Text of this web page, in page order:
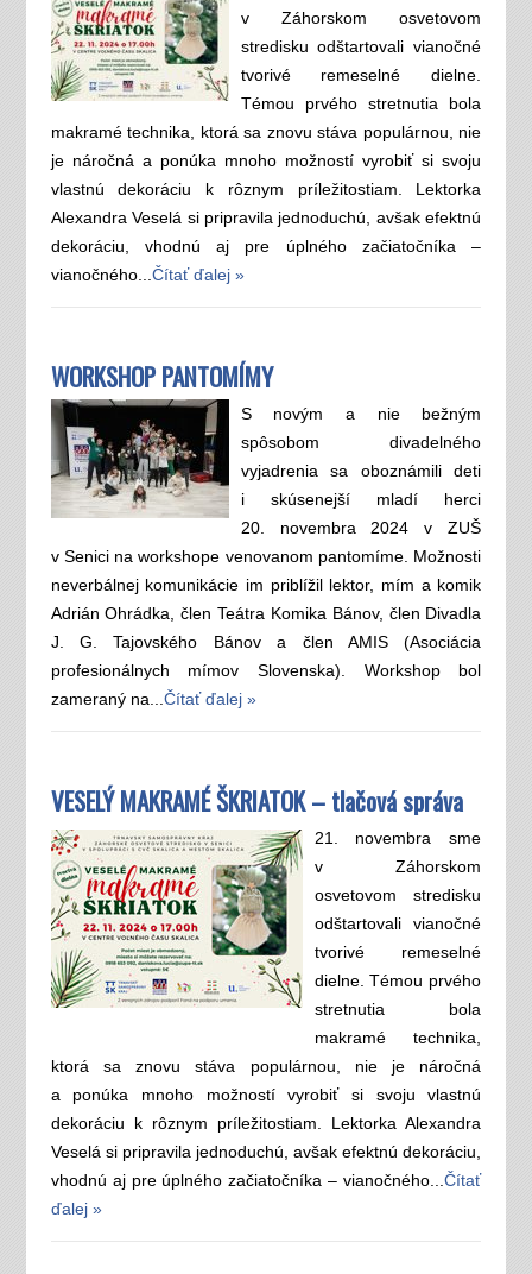
v Záhorskom osvetovom
stredisku odštartovali vianočné
tvorivé remeselné dielne.
Témou prvého stretnutia bola
makramé technika, ktorá sa znovu stáva populárnou, nie
je náročná a ponúka mnoho možností vyrobiť si svoju
vlastnú dekoráciu k rôznym príležitostiam. Lektorka
Alexandra Veselá si pripravila jednoduchú, avšak efektnú
dekoráciu, vhodnú aj pre úplného začiatočníka –
vianočného... Čítať ďalej »
WORKSHOP PANTOMÍMY
S novým a nie bežným
spôsobom divadelného
vyjadrenia sa oboznámili deti
i skúsenejší mladí herci
20. novembra 2024 v ZUŠ
v Senici na workshope venovanom pantomíme. Možnosti
neverbálnej komunikácie im priblížil lektor, mím a komik
Adrián Ohrádka, člen Teátra Komika Bánov, člen Divadla
J. G. Tajovského Bánov a člen AMIS (Asociácia
profesionálnych mímov Slovenska). Workshop bol
zameraný na... Čítať ďalej »
VESELÝ MAKRAMÉ ŠKRIATOK – tlačová správa
21. novembra sme
v Záhorskom
osvetovom stredisku
odštartovali vianočné
tvorivé remeselné
dielne. Témou prvého
stretnutia bola
makramé technika,
ktorá sa znovu stáva populárnou, nie je náročná
a ponúka mnoho možností vyrobiť si svoju vlastnú
dekoráciu k rôznym príležitostiam. Lektorka Alexandra
Veselá si pripravila jednoduchú, avšak efektnú dekoráciu,
vhodnú aj pre úplného začiatočníka – vianočného...Čítať
ďalej »